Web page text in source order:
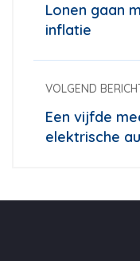
Lonen gaan
inflatie
VOLGEND
Een vijfde
elektrische